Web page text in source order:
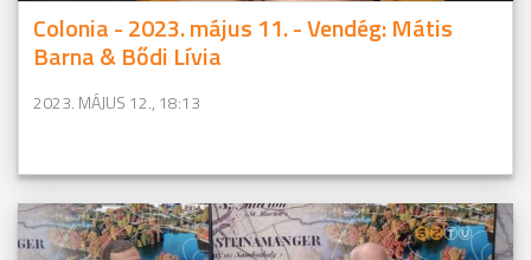
Colonia - 2023. május 11. - Vendég: Mátis
Barna & Bődi Lívia
2023. MÁJUS 12., 18:13